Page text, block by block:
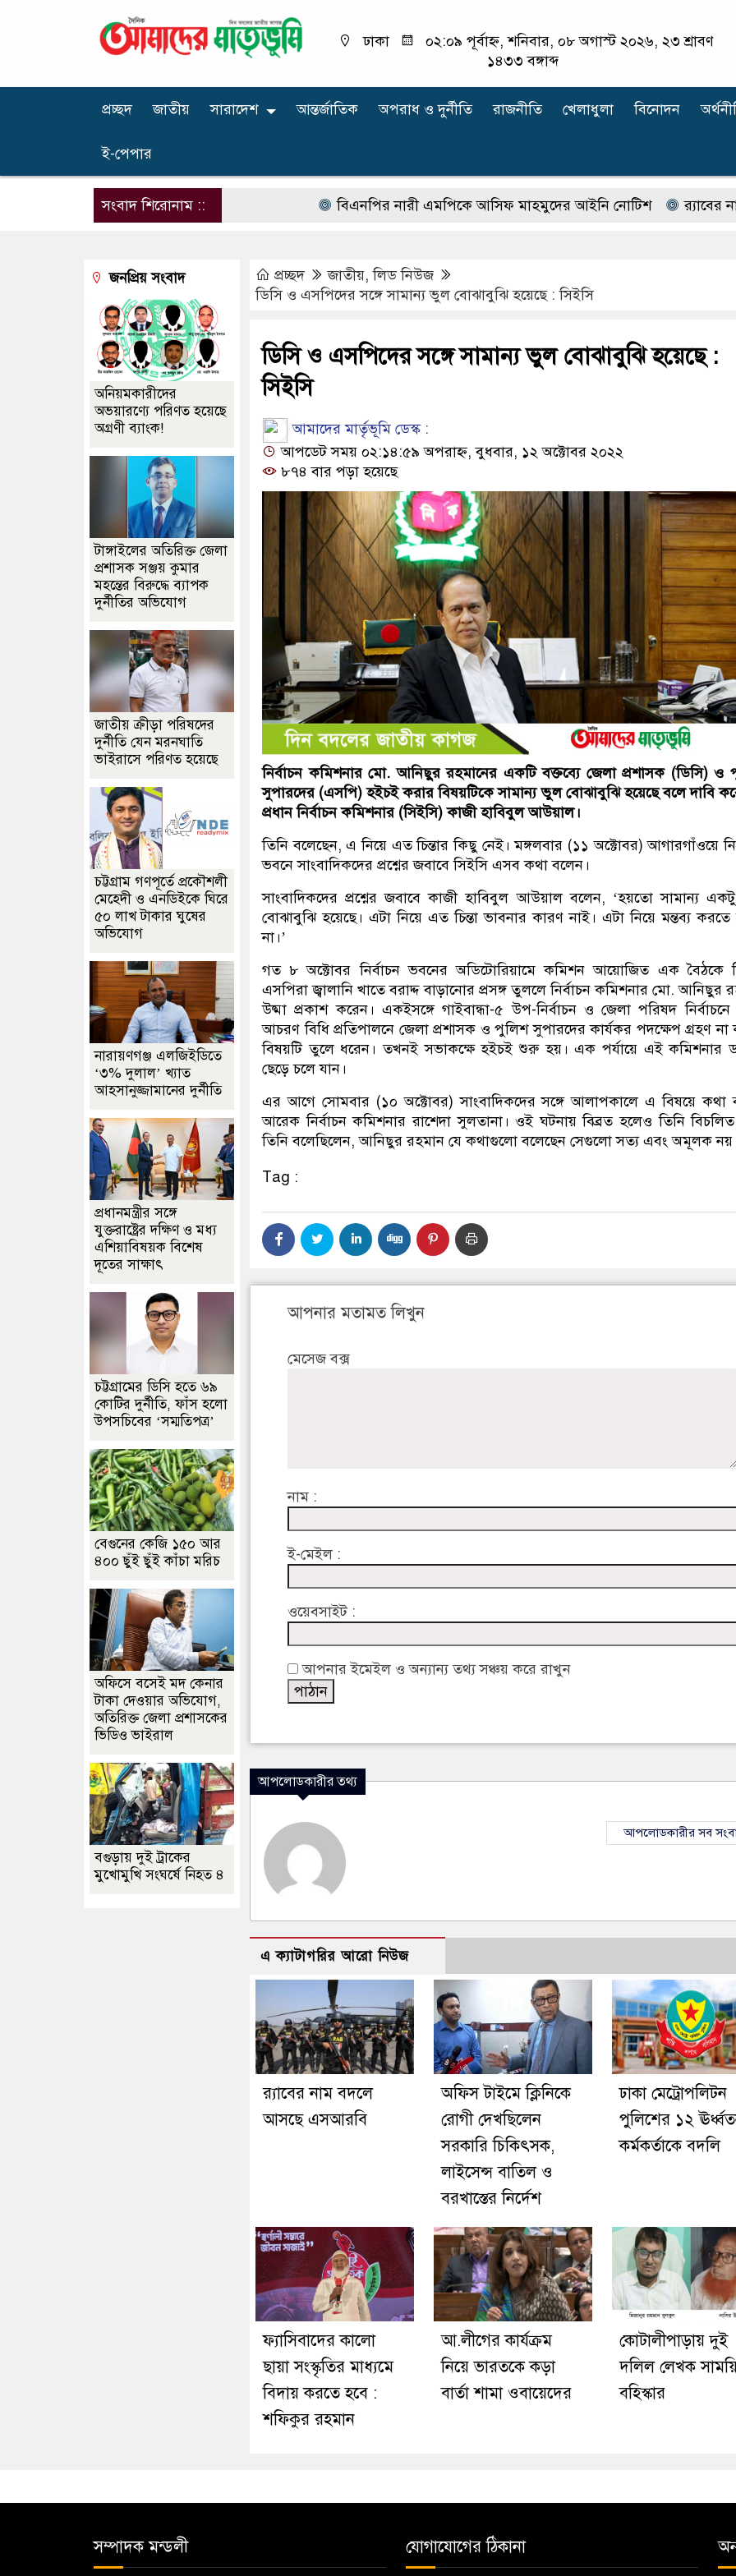
ঢাকা
০২:০৯ পূর্বাহ্ন, শনিবার, ০৮ অগাস্ট ২০২৬, ২৩ শ্রাবণ
১৪৩৩ বঙ্গাব্দ
প্রচ্ছদ জাতীয় সারাদেশ আন্তর্জাতিক অপরাধ ‍ও দুর্নীতি রাজনীতি খেলাধুলা বিনোদন
ই-পেপার
সংবাদ শিরোনাম :: বিএনপির নারী এমপিকে আসিফ মাহমুদের আইনি নোটিশ র‍্যাবের নাম
প্রচ্ছদ জাতীয়,লিড নিউজ
ডিসি ও এসপিদের সঙ্গে সামান্য ভুল বোঝাবুঝি হয়েছে : সিইসি
ডিসি ও এসপিদের সঙ্গে সামান্য ভুল বোঝাবুঝি হয়েছে :
সিইসি
আমাদের মার্তৃভূমি ডেস্ক :
আপডেট সময় ০২:১৪:৫৯ অপরাহ্ন, বুধবার, ১২ অক্টোবর ২০২২
৮৭৪ বার পড়া হয়েছে
নির্বাচন কমিশনার মো. আনিছুর রহমানের একটি বক্তব্যে জেলা প্রশাসক (ডিসি) ও
সুপারদের (এসপি) হইচই করার বিষয়টিকে সামান্য ভুল বোঝাবুঝি হয়েছে বলে দাবি
প্রধান নির্বাচন কমিশনার (সিইসি) কাজী হাবিবুল আউয়াল।
তিনি বলেছেন, এ নিয়ে এত চিন্তার কিছু নেই। মঙ্গলবার (১১ অক্টোবর) আগারগাঁওয়ে
ভবনে সাংবাদিকদের প্রশ্নের জবাবে সিইসি এসব কথা বলেন।
সাংবাদিকদের প্রশ্নের জবাবে কাজী হাবিবুল আউয়াল বলেন, ‘হয়তো সামান্য
বোঝাবুঝি হয়েছে। এটা নিয়ে এত চিন্তা ভাবনার কারণ নাই। এটা নিয়ে মন্তব্য করতে
না।’
গত ৮ অক্টোবর নির্বাচন ভবনের অডিটোরিয়ামে কমিশন আয়োজিত এক বৈঠকে
এসপিরা জ্বালানি খাতে বরাদ্দ বাড়ানোর প্রসঙ্গ তুললে নির্বাচন কমিশনার মো. আনিছুর
উষ্মা প্রকাশ করেন। একইসঙ্গে গাইবান্ধা-৫ উপ-নির্বাচন ও জেলা পরিষদ নির্বাচনে
আচরণ বিধি প্রতিপালনে জেলা প্রশাসক ও পুলিশ সুপারদের কার্যকর পদক্ষেপ গ্রহণ না
বিষয়টি তুলে ধরেন। তখনই সভাকক্ষে হইচই শুরু হয়। এক পর্যায়ে এই কমিশনার
ছেড়ে চলে যান।
এর আগে সোমবার (১০ অক্টোবর) সাংবাদিকদের সঙ্গে আলাপকালে এ বিষয়ে কথা
আরেক নির্বাচন কমিশনার রাশেদা সুলতানা। ওই ঘটনায় বিব্রত হলেও তিনি
তিনি বলেছিলেন, আনিছুর রহমান যে কথাগুলো বলেছেন সেগুলো সত্য এবং অমূলক
Tag :
আপনার মতামত লিখুন
মেসেজ বক্স
নাম :
ই-মেইল :
ওয়েবসাইট :
আপনার ইমেইল ও অন্যান্য তথ্য সঞ্চয় করে রাখুন
আপলোডকারীর তথ্য
আপলোডকারীর সব
এ ক্যাটাগরির আরো নিউজ
র‍্যাবের নাম বদলে
আসছে এসআরবি
অফিস টাইমে ক্লিনিকে
রোগী দেখছিলেন
সরকারি চিকিৎসক,
লাইসেন্স বাতিল ও
বরখাস্তের নির্দেশ
ঢাকা মেট্রোপলিটন
পুলিশের ১২
কর্মকর্তাকে বদলি
ফ্যাসিবাদের কালো
ছায়া সংস্কৃতির মাধ্যমে
বিদায় করতে হবে :
শফিকুর রহমান
আ.লীগের কার্যক্রম
নিয়ে ভারতকে কড়া
বার্তা শামা ওবায়েদের
কোটালীপাড়ায় দুই
দলিল লেখক
বহিস্কার
জনপ্রিয় সংবাদ
অনিয়মকারীদের
অভয়ারণ্যে পরিণত হয়েছে
অগ্রণী ব্যাংক!
টাঙ্গাইলের অতিরিক্ত জেলা
প্রশাসক সঞ্জয় কুমার
মহন্তের বিরুদ্ধে ব্যাপক
দুর্নীতির অভিযোগ
জাতীয় ক্রীড়া পরিষদের
দুর্নীতি যেন মরনঘাতি
ভাইরাসে পরিণত হয়েছে
চট্টগ্রাম গণপূর্তে প্রকৌশলী
মেহেদী ও এনডিইকে ঘিরে
৫০ লাখ টাকার ঘুষের
অভিযোগ
নারায়ণগঞ্জ এলজিইডিতে
‘৩% দুলাল’ খ্যাত
আহসানুজ্জামানের দুর্নীতি
প্রধানমন্ত্রীর সঙ্গে
যুক্তরাষ্ট্রের দক্ষিণ ও মধ্য
এশিয়াবিষয়ক বিশেষ
দূতের সাক্ষাৎ
চট্টগ্রামের ডিসি হতে ৬৯
কোটির দুর্নীতি, ফাঁস হলো
উপসচিবের ‘সম্মতিপত্র’
বেগুনের কেজি ১৫০ আর
৪০০ ছুঁই ছুঁই কাঁচা মরিচ
অফিসে বসেই মদ কেনার
টাকা দেওয়ার অভিযোগ,
অতিরিক্ত জেলা প্রশাসকের
ভিডিও ভাইরাল
বগুড়ায় দুই ট্রাকের
মুখোমুখি সংঘর্ষে নিহত ৪
সম্পাদক মন্ডলী যোগাযোগের ঠিকানা